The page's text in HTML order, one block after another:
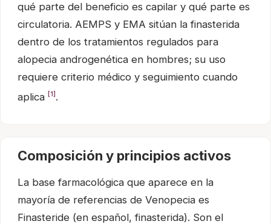
qué parte del beneficio es capilar y qué parte es
circulatoria. AEMPS y EMA sitúan la finasterida
dentro de los tratamientos regulados para
alopecia androgenética en hombres; su uso
requiere criterio médico y seguimiento cuando
aplica [1] .
Composición y principios activos
La base farmacológica que aparece en la
mayoría de referencias de Venopecia es
Finasteride (en español, finasterida). Son el